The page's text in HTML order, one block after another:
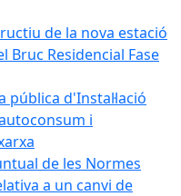
de la nova estació
Bruc Residencial Fase
pública d'Instal·lació
i
de les Normes
a un canvi de